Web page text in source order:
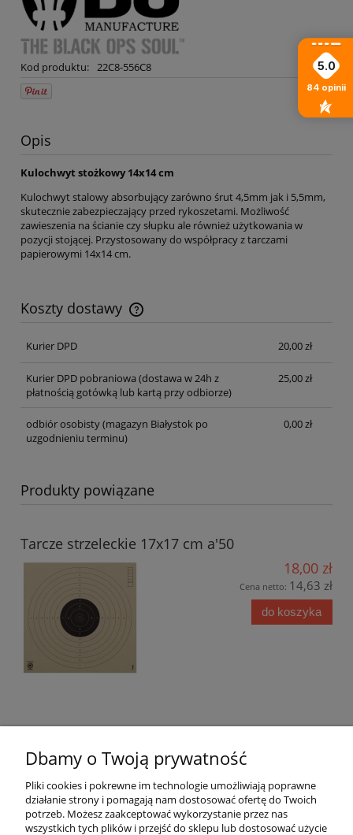
Kod produktu: 22C8-556C8
Opis
Kulochwyt stożkowy 14x14 cm
Kulochwyt stalowy absorbujący zarówno śrut 4,5mm jak i 5,5mm,
skutecznie zabezpieczający przed rykoszetami. Możliwość
zawieszenia na ścianie czy słupku ale również użytkowania w
pozycji stojącej. Przystosowany do współpracy z tarczami
papierowymi 14x14 cm.
Koszty dostawy
Cena nie zawiera ewentualnych kosztów płatności
Kurier DPD
20,00 zł
Kurier DPD pobraniowa (dostawa w 24h z
płatnością gotówką lub kartą przy odbiorze)
25,00 zł
odbiór osobisty(magazyn Białystok po
uzgodnieniu terminu)
0,00 zł
Produkty powiązane
Tarcze strzeleckie 17x17 cm a'50
18,00 zł
Cena netto: 14,63 zł
do koszyka
Pomoc
5.0
84 opinii
Dbamy o Twoją prywatność
Pliki cookies i pokrewne im technologie umożliwiają poprawne
działanie strony i pomagają nam dostosować ofertę do Twoich
potrzeb. Możesz zaakceptować wykorzystanie przez nas
wszystkich tych plików i przejść do sklepu lub dostosować użycie